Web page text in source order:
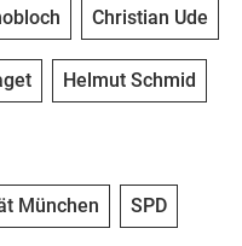
Christian Ude
Helmut Schmid
München SPD